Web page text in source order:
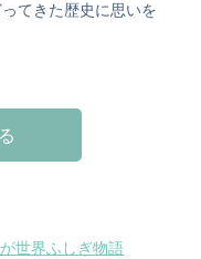
てきた歴史に思いを
世界ふしぎ物語